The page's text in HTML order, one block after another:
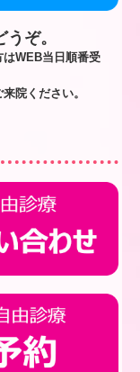
ぞ。
WEB当日順番受
院ください。